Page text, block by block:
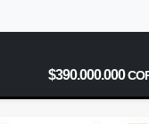
$390.000.000